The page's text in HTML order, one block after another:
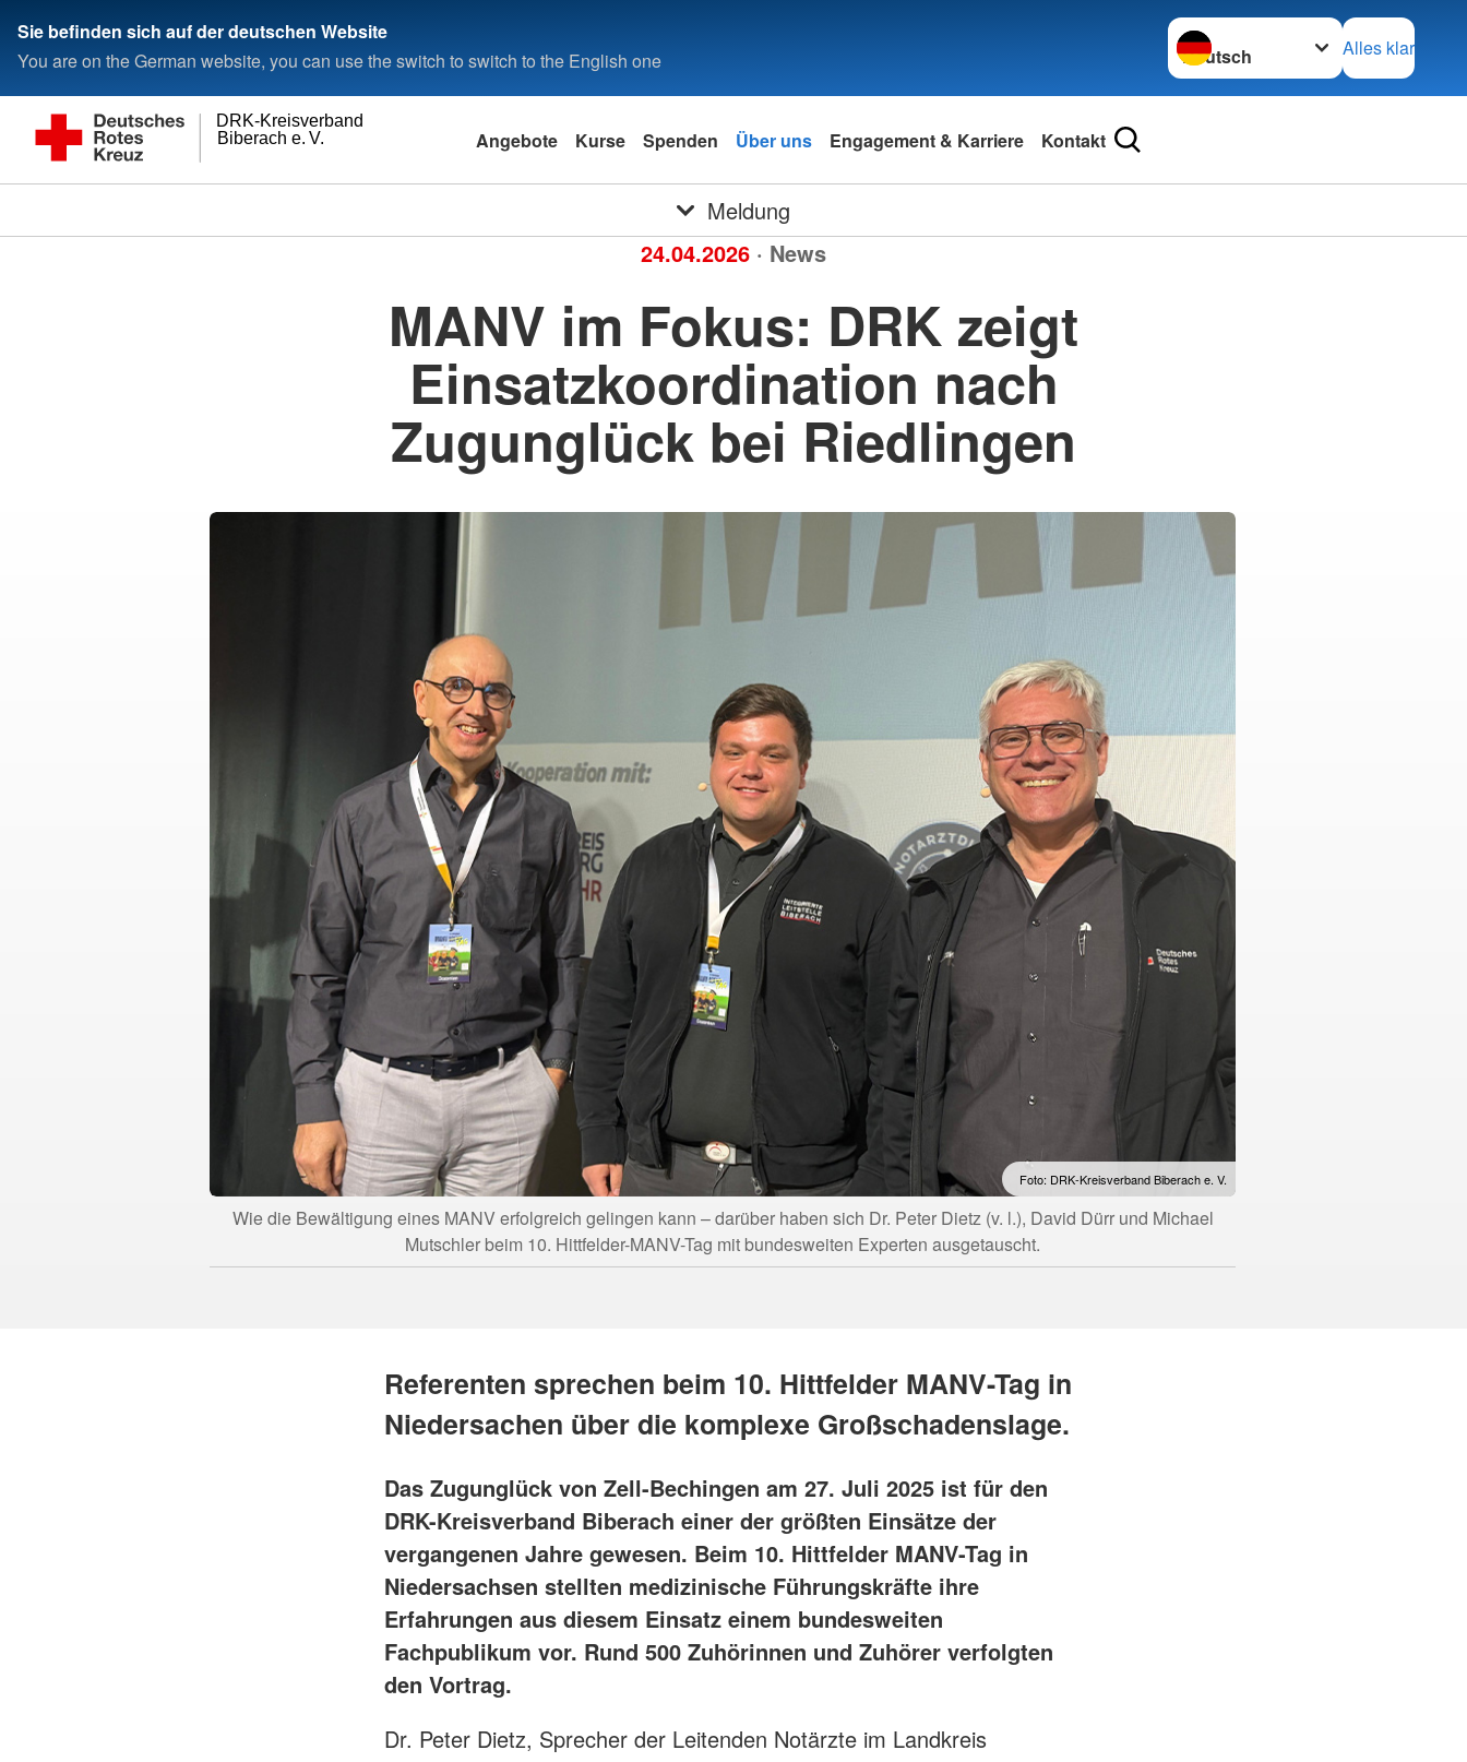
Sie befinden sich auf der deutschen Website
You are on the German website, you can use the switch to switch to the English one
Sprache wechseln zu
Alles klar
Biberach e. V.
DRK-Kreisverband
Angebote Kurse Spenden Über uns Engagement & Karriere Kontakt
Meldung
24.04.2026 · News
MANV im Fokus: DRK zeigt
Einsatzkoordination nach
Zugunglück bei Riedlingen
Foto: DRK-Kreisverband Biberach e. V.
Wie die Bewältigung eines MANV erfolgreich gelingen kann – darüber haben sich Dr. Peter Dietz (v. l.), David Dürr und Michael
Mutschler beim 10. Hittfelder-MANV-Tag mit bundesweiten Experten ausgetauscht.
Referenten sprechen beim 10. Hittfelder MANV-Tag in
Niedersachen über die komplexe Großschadenslage.
Das Zugunglück von Zell-Bechingen am 27. Juli 2025 ist für den
DRK-Kreisverband Biberach einer der größten Einsätze der
vergangenen Jahre gewesen. Beim 10. Hittfelder MANV-Tag in
Niedersachsen stellten medizinische Führungskräfte ihre
Erfahrungen aus diesem Einsatz einem bundesweiten
Fachpublikum vor. Rund 500 Zuhörinnen und Zuhörer verfolgten
den Vortrag.
Dr. Peter Dietz, Sprecher der Leitenden Notärzte im Landkreis